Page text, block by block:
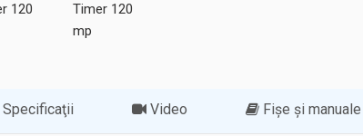
Specificaţii Video Fișe și manuale